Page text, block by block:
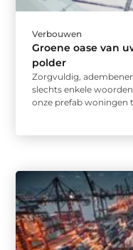
Verbouwen
Groene oase van
polder
Zorgvuldig,
slechts enkele
onze prefab woningen